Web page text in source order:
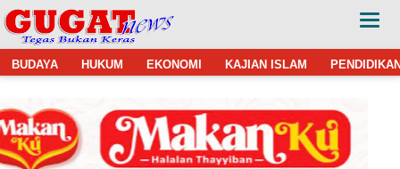
BUDAYA HUKUM EKONOMI KAJIAN ISLAM